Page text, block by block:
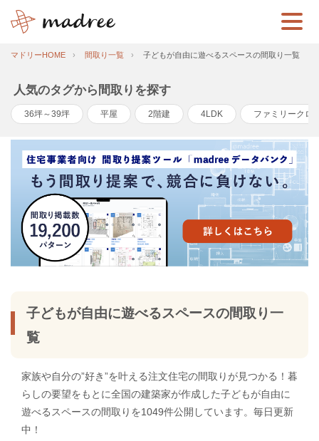
マドリーHOME 間取り一覧 子どもが自由に遊べるスペースの間取り一覧
人気のタグから間取りを探す
36坪～39坪 平屋 2階建 4LDK ファミリークロ
子どもが自由に遊べるスペースの間取り一
覧
家族や自分の”好き”を叶える注文住宅の間取りが見つかる！暮
らしの要望をもとに全国の建築家が作成した子どもが自由に
遊べるスペースの間取りを1049件公開しています。毎日更新
中！